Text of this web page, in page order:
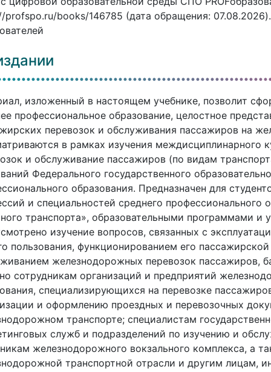
profspo.ru/books/146785 (дата обращения:
изложенный в настоящем учебнике, позволит
профессиональное образование, целостное
перевозок и обслуживания пассажиров на
в рамках изучения междисциплинарного
и обслуживание пассажиров (по видам
Федерального государственного
образования. Предназначен для
и специальностей среднего профессионального
транспорта», образовательными программами и
изучение вопросов, связанных с
пользования, функционированием его
железнодорожных перевозок пассажиров,
сотрудникам организаций и предприятий
специализирующихся на перевозке
и оформлению проездных и перевозочных
транспорте; специалистам
служб и подразделений по изучению и
железнодорожного вокзального комплекса, а
транспортной отрасли и другим лицам,